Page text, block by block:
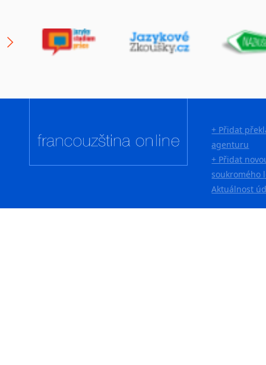
+ Přidat
agenturu
+ Přidat
soukromého
Aktuálnost